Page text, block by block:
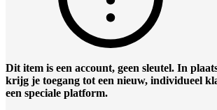
Dit item is een account, geen sleutel. In
krijg je toegang tot een nieuw, individueel
een speciale platform.